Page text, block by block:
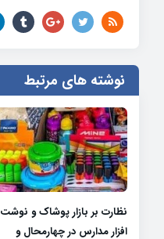
نوشته های مرتبط
نظارت بر بازار پوشاک و نوشت
افزار مدارس در چهارمحال و